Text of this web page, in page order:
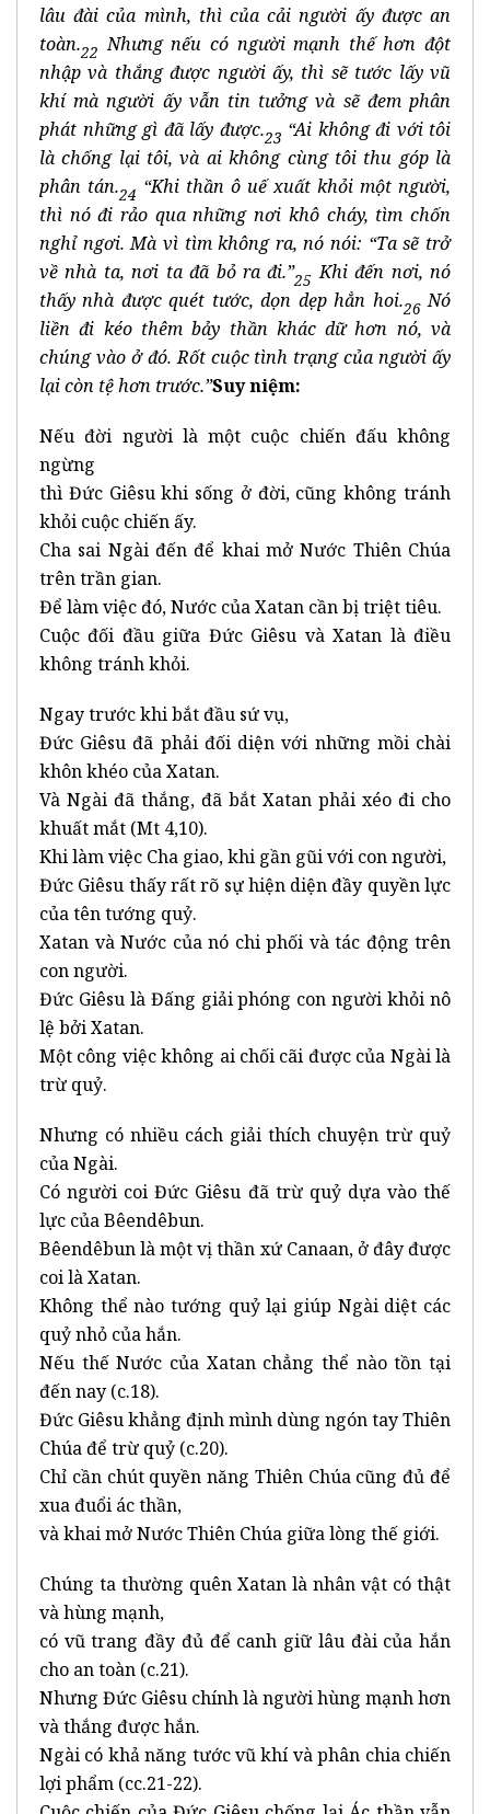
lâu đài của mình, thì của cải người ấy được an
toàn.22Nhưng nếu có người mạnh thế hơn đột
nhập và thắng được người ấy, thì sẽ tước lấy vũ
khí mà người ấy vẫn tin tưởng và sẽ đem phân
phát những gì đã lấy được.23 “Ai không đi với tôi
là chống lại tôi, và ai không cùng tôi thu góp là
phân tán.24 “Khi thần ô uế xuất khỏi một người,
thì nó đi rảo qua những nơi khô cháy, tìm chốn
nghỉ ngơi. Mà vì tìm không ra, nó nói: “Ta sẽ trở
về nhà ta, nơi ta đã bỏ ra đi.”25 Khi đến nơi, nó
thấy nhà được quét tước, dọn dẹp hẳn hoi.26Nó
liền đi kéo thêm bảy thần khác dữ hơn nó, và
chúng vào ở đó. Rốt cuộc tình trạng của người ấy
lại còn tệ hơn trước.”Suy niệm:
Nếu đời người là một cuộc chiến đấu không
ngừng
thì Đức Giêsu khi sống ở đời, cũng không tránh
khỏi cuộc chiến ấy.
Cha sai Ngài đến để khai mở Nước Thiên Chúa
trên trần gian.
Để làm việc đó, Nước của Xatan cần bị triệt tiêu.
Cuộc đối đầu giữa Đức Giêsu và Xatan là điều
không tránh khỏi.
Ngay trước khi bắt đầu sứ vụ,
Đức Giêsu đã phải đối diện với những mồi chài
khôn khéo của Xatan.
Và Ngài đã thắng, đã bắt Xatan phải xéo đi cho
khuất mắt (Mt 4,10).
Khi làm việc Cha giao, khi gần gũi với con người,
Đức Giêsu thấy rất rõ sự hiện diện đầy quyền lực
của tên tướng quỷ.
Xatan và Nước của nó chi phối và tác động trên
con người.
Đức Giêsu là Đấng giải phóng con người khỏi nô
lệ bởi Xatan.
Một công việc không ai chối cãi được của Ngài là
trừ quỷ.
Nhưng có nhiều cách giải thích chuyện trừ quỷ
của Ngài.
Có người coi Đức Giêsu đã trừ quỷ dựa vào thế
lực của Bêendêbun.
Bêendêbun là một vị thần xứ Canaan, ở đây được
coi là Xatan.
Không thể nào tướng quỷ lại giúp Ngài diệt các
quỷ nhỏ của hắn.
Nếu thế Nước của Xatan chẳng thể nào tồn tại
đến nay (c.18).
Đức Giêsu khẳng định mình dùng ngón tay Thiên
Chúa để trừ quỷ (c.20).
Chỉ cần chút quyền năng Thiên Chúa cũng đủ để
xua đuổi ác thần,
và khai mở Nước Thiên Chúa giữa lòng thế giới.
Chúng ta thường quên Xatan là nhân vật có thật
và hùng mạnh,
có vũ trang đầy đủ để canh giữ lâu đài của hắn
cho an toàn (c.21).
Nhưng Đức Giêsu chính là người hùng mạnh hơn
và thắng được hắn.
Ngài có khả năng tước vũ khí và phân chia chiến
lợi phẩm (cc.21-22).